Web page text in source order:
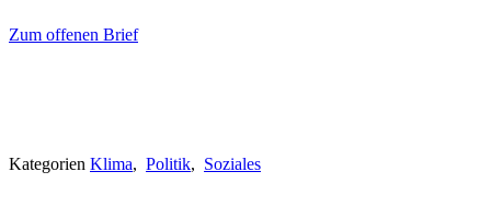
Zum offenen Brief
Kategorien Klima, Politik, Soziales